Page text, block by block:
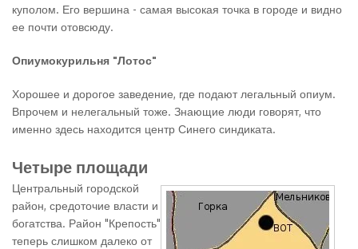
куполом. Его вершина - самая высокая точка в городе и видно
ее почти отовсюду.
Опиумокурильня "Лотос"
Хорошее и дорогое заведение, где подают легальный опиум.
Впрочем и нелегальный тоже. Знающие люди говорят, что
именно здесь находится центр Синего синдиката.
Четыре площади
Центральный городской
район, средоточие власти и
богатства. Район "Крепость"
теперь слишком далеко от